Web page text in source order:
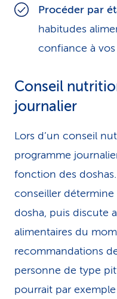
Procéder par
habitudes
confiance à
Conseil
journalier
Lors d’un conseil
programme
fonction des
conseiller détermine
dosha, puis discute
alimentaires du
recommandations
personne de type
pourrait par